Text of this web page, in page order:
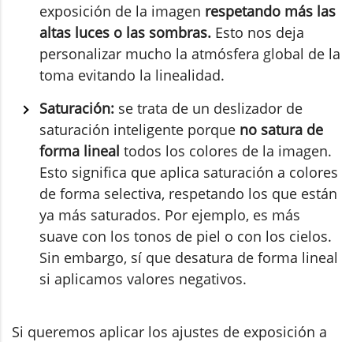
exposición de la imagen respetando más las
altas luces o las sombras. Esto nos deja
personalizar mucho la atmósfera global de la
toma evitando la linealidad.
Saturación: se trata de un deslizador de
saturación inteligente porque no satura de
forma lineal todos los colores de la imagen.
Esto significa que aplica saturación a colores
de forma selectiva, respetando los que están
ya más saturados. Por ejemplo, es más
suave con los tonos de piel o con los cielos.
Sin embargo, sí que desatura de forma lineal
si aplicamos valores negativos.
Si queremos aplicar los ajustes de exposición a